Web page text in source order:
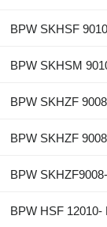
BPW SKHSF
BPW SKHSM
BPW SKHZF
BPW SKHZF
BPW
BPW HSF